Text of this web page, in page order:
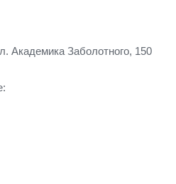
Академика Заболотного, 150